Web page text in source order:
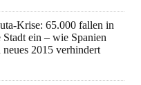
Krise: 65.000 fallen in
Stadt ein – wie Spanien
neues 2015 verhindert